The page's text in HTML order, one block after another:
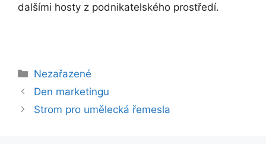
dalšími hosty z podnikatelského prostředí.
Rubriky
Nezařazené
Den marketingu
Strom pro umělecká řemesla